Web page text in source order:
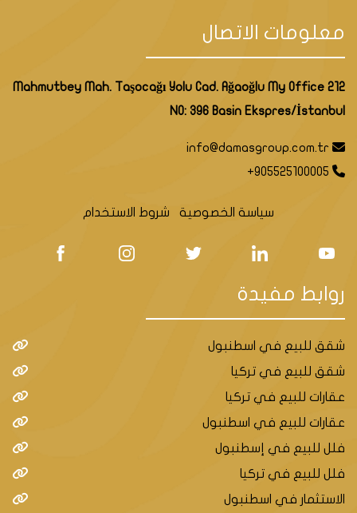
2023
معلومات الاتصال
Mahmutbey Mah. Taşocağı Yolu Cad. Ağaoğlu My Office 212
NO: 396 Basin Ekspres/İstanbul
info@damasgroup.com.tr
+905525100005
سياسة الخصوصية شروط الاستخدام
روابط مفيدة
شقق للبيع في اسطنبول
شقق للبيع في تركيا
عقارات للبيع في تركيا
عقارات للبيع في اسطنبول
فلل للبيع في إسطنبول
فلل للبيع في تركيا
الاستثمار في اسطنبول